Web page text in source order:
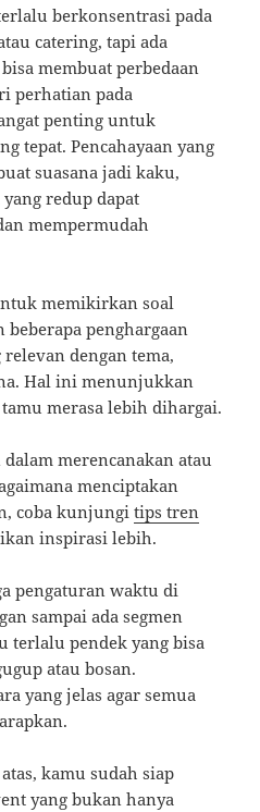
berkonsentrasi pada
catering, tapi ada
membuat perbedaan
perhatian pada
penting untuk
tepat. Pencahayaan yang
suasana jadi kaku,
redup dapat
mempermudah
memikirkan soal
penghargaan
dengan tema,
Hal ini menunjukkan
merasa lebih dihargai.
merencanakan atau
menciptakan
coba kunjungitips tren
inspirasi lebih.
pengaturan waktu di
sampai ada segmen
terlalu pendek yang bisa
atau bosan.
yang jelas agar semua
kamu sudah siap
yang bukan hanya